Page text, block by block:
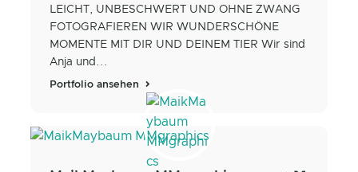
LEICHT, UNBESCHWERT UND OHNE ZWANG
FOTOGRAFIEREN WIR WUNDERSCHÖNE
MOMENTE MIT DIR UND DEINEM TIER Wir sind
Anja und...
Portfolio ansehen